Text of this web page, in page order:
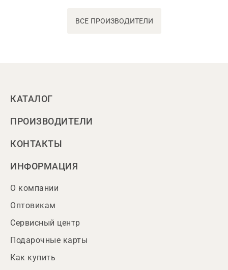
ВСЕ ПРОИЗВОДИТЕЛИ
КАТАЛОГ
ПРОИЗВОДИТЕЛИ
КОНТАКТЫ
ИНФОРМАЦИЯ
О компании
Оптовикам
Сервисный центр
Подарочные карты
Как купить